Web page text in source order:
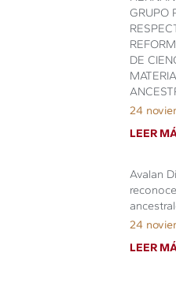
GRUPO
DE
24
LEER
Avalan
24
LEER